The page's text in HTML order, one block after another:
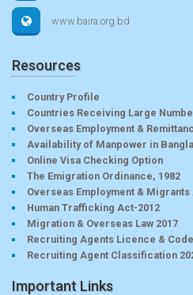
www.baira.org.bd
Resources
Country Profile
Countries Receiving Large
Overseas Employment &
Availability of Manpower in
Online Visa Checking Option
The Emigration Ordinance, 1982
Overseas Employment & Migrants
Human Trafficking Act-2012
Migration & Overseas Law 2017
Recruiting Agents Licence &
Recruiting Agent Classification
Important Links